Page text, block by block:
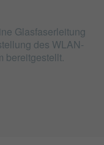
Glasfaserleitung
des WLAN-
bereitgestellt.